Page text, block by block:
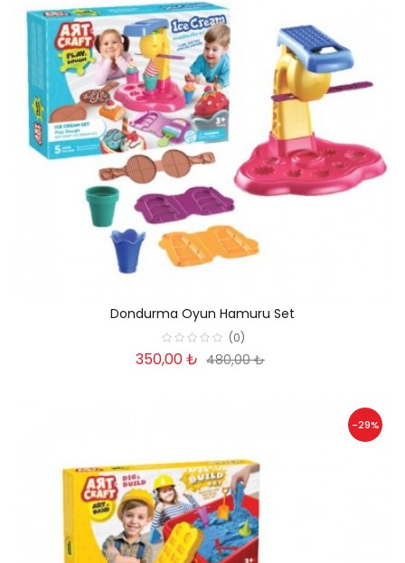
Dondurma Oyun Hamuru Set
(0)
350,00 ₺ 480,00 ₺
-29%